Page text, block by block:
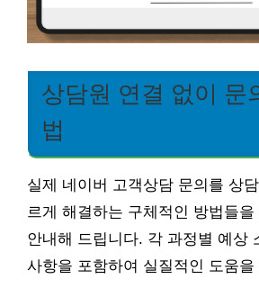
상담원 연결 없이 문
법
실제 네이버 고객상담 문의를 상
르게 해결하는 구체적인 방법들을
안내해 드립니다. 각 과정별 예상
사항을 포함하여 실질적인 도움